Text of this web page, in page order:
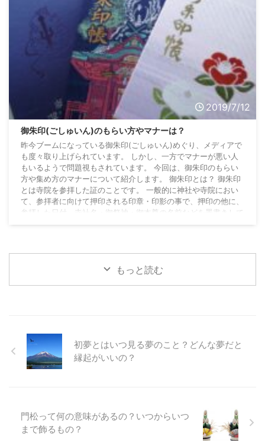
2019/7/12
御朱印(ごしゅいん)のもらい方やマナーは？
昨今ブームになっている御朱印(ごしゅいん)めぐり、メディアで
も度々取り上げられています。 しかし、一方でマナーが悪い人
もいるようで問題視もされています。 今回は、御朱印のもらい
方や集め方のマナーについて紹介します。 御朱印とは？ 御朱印
とは寺院を参拝した証のことです。 一般的に神社や寺院におい
て、参拝者に向けて押印される印章・印影の事で、押印の他に、
参拝した日付、寺社名・御祭神・御本尊の名前などを墨書きして
もっと読む
初夢とはいつ見る夢のこと？どんな夢だと
縁起がいいの？
門松って何の意味があるの？いつからいつ
まで飾るもの？